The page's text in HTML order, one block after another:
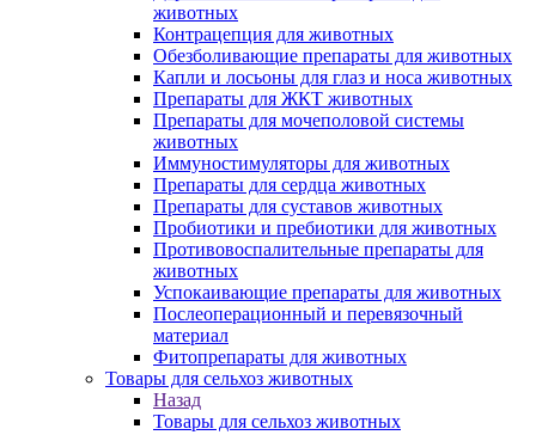
животных
Контрацепция для животных
Обезболивающие препараты для животных
Капли и лосьоны для глаз и носа животных
Препараты для ЖКТ животных
Препараты для мочеполовой системы
животных
Иммуностимуляторы для животных
Препараты для сердца животных
Препараты для суставов животных
Пробиотики и пребиотики для животных
Противовоспалительные препараты для
животных
Успокаивающие препараты для животных
Послеоперационный и перевязочный
материал
Фитопрепараты для животных
Товары для сельхоз животных
Назад
Товары для сельхоз животных